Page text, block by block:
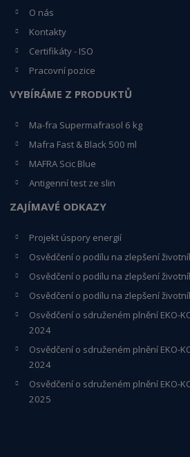
O nás
Kontakty
Certifikáty - ISO
Pracovní pozice
VYBÍRÁME Z PRODUKTŮ
Ma-fra Supermafrasol 6 kg
Mafra Fast & Black 500 ml
MAFRA Scic Blue
Antigenní test ze slin
ZAJÍMAVÉ ODKAZY
Projekt úspory energií
Osvědčení o podílu na zlepšení
Osvědčení o podílu na zlepšení
Osvědčení o podílu na zlepšení
Osvědčení o sdruženém plnění EKO-
2024
Osvědčení o sdruženém plnění EKO-
2024
Osvědčení o sdruženém plnění EKO-
2025